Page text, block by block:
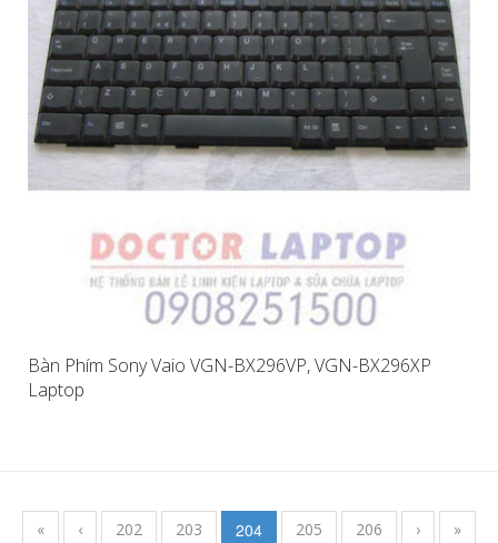
Bàn Phím Sony Vaio VGN-BX296VP, VGN-BX296XP
Laptop
« ‹ 202 203 204 205 206 › »